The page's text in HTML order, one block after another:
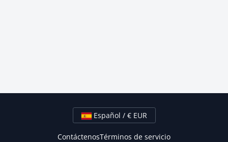
Español / € EUR
ContáctenosTérminos de servicio